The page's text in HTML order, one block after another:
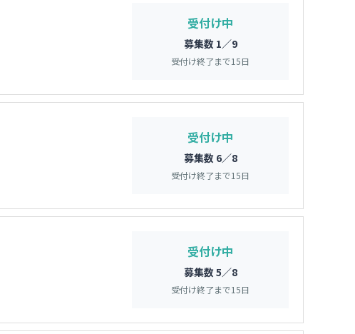
受付け中
募集数 1／9
受付け終了まで15日
受付け中
募集数 6／8
受付け終了まで15日
受付け中
募集数 5／8
受付け終了まで15日